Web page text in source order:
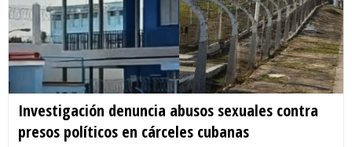
Investigación denuncia abusos sexuales contra
presos políticos en cárceles cubanas